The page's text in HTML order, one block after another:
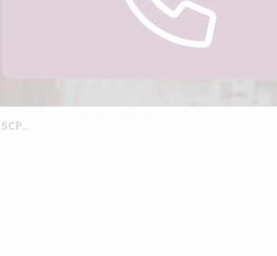
succéder à Ambre Chalumeau ?
le métier de journaliste culturel.